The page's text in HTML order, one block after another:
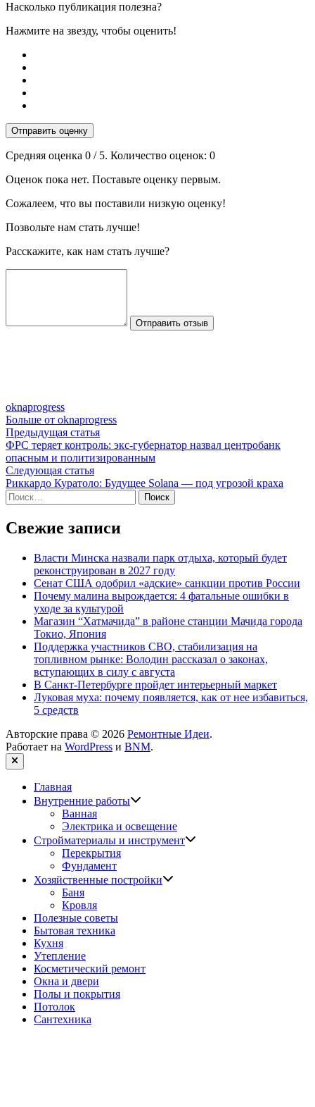
Насколько публикация полезна?
Нажмите на звезду, чтобы оценить!
Отправить оценку
Средняя оценка 0 / 5. Количество оценок: 0
Оценок пока нет. Поставьте оценку первым.
Сожалеем, что вы поставили низкую оценку!
Позвольте нам стать лучше!
Расскажите, как нам стать лучше?
Отправить отзыв
oknaprogress
Больше от oknaprogress
Навигация
по
записям
Предыдущая статьяПредыдущая
статья:
ФРС теряет контроль: экс-губернатор назвал центробанк
опасным и политизированным
Следующая статьяСледующая
статья:
Риккардо Куратоло: Будущее Solana — под угрозой краха
Найти:
Свежие записи
Власти Минска назвали парк отдыха, который будет
реконструирован в 2027 году
Сенат США одобрил «адские» санкции против России
Почему малина вырождается: 4 фатальные ошибки в
уходе за культурой
Магазин “Хатмачида” в районе станции Мачида города
Токио, Япония
Поддержка участников СВО, стабилизация на
топливном рынке: Володин рассказал о законах,
вступающих в силу с августа
В Санкт-Петербурге пройдет интерьерный маркет
Луковая муха: почему появляется, как от нее избавиться,
5 средств
Авторские права © 2026 Ремонтные Идеи.
Работает на WordPress и BNM.
Закрыть
Главная
Внутренние работы
Ванная
Электрика и освещение
Стройматериалы и инструмент
Перекрытия
Фундамент
Хозяйственные постройки
Баня
Кровля
Полезные советы
Бытовая техника
Кухня
Утепление
Косметический ремонт
Окна и двери
Полы и покрытия
Потолок
Сантехника